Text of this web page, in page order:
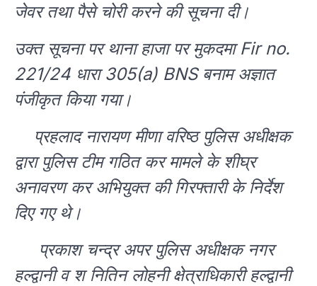
जेवर तथा पैसे चोरी करने की सूचना दी।
उक्त सूचना पर थाना हाजा पर मुकदमा Fir no.
221/24 धारा 305(a) BNS बनाम अज्ञात
पंजीकृत किया गया।
प्रहलाद नारायण मीणा वरिष्ठ पुलिस अधीक्षक
द्वारा पुलिस टीम गठित कर मामले के शीघ्र
अनावरण कर अभियुक्त की गिरफ्तारी के निर्देश
दिए गए थे।
प्रकाश चन्द्र अपर पुलिस अधीक्षक नगर
हल्द्वानी व श नितिन लोहनी क्षेत्राधिकारी हल्द्वानी